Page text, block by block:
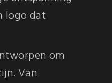
logo dat
om
Van